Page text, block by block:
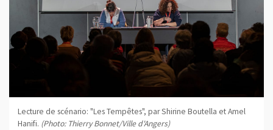
Lecture de scénario: "Les Tempêtes", par Shirine Boutella et Amel
Hanifi. (Photo: Thierry Bonnet/Ville d'Angers)